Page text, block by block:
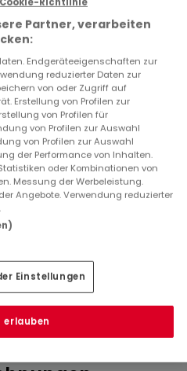
mit Sitz in Luxemburg,
und die Vermietung von
Wir sind auf dem
Markt aktiv und bieten mit
eine persönliche Betreuung
Durch lokale
Strategien (soziale Medien,
sorgen wir für optimale
Service. Kostenlose
und volle Diskretion
Kostenlose Bewertung
Linkedin
Partner, verarbeiten
Endgeräteeigenschaften zur
reduzierter Daten zur
von oder Zugriff auf
Erstellung von Profilen zur
von Profilen für
von Profilen zur Auswahl
von Profilen zur Auswahl
der Performance von Inhalten.
oder Kombinationen von
Messung der Werbeleistung.
Angebote. Verwendung reduzierter
Einstellungen
erlauben